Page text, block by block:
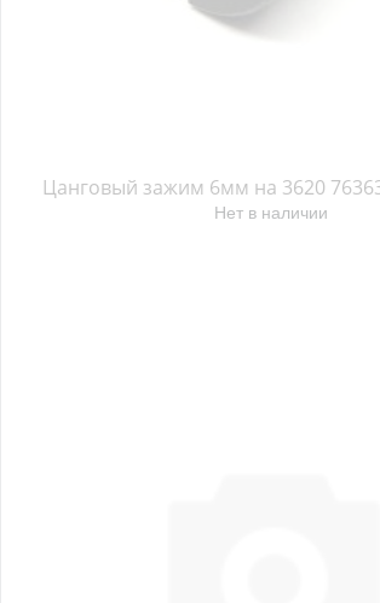
Цанговый зажим 6мм на 3620
Нет в наличии